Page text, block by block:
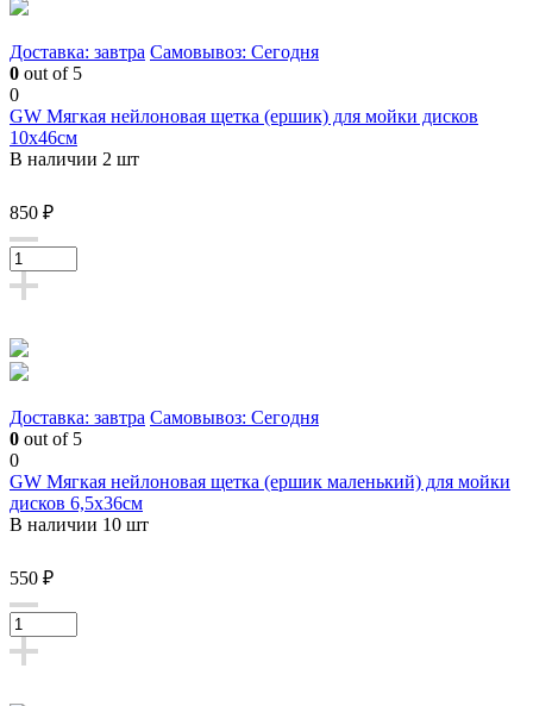
Доставка: завтра Самовывоз: Сегодня
0 out of 5
0
GW Мягкая нейлоновая щетка (ершик) для мойки дисков
10х46см
В наличии 2 шт
850 ₽
Доставка: завтра Самовывоз: Сегодня
0 out of 5
0
GW Мягкая нейлоновая щетка (ершик маленький) для мойки
дисков 6,5х36см
В наличии 10 шт
550 ₽